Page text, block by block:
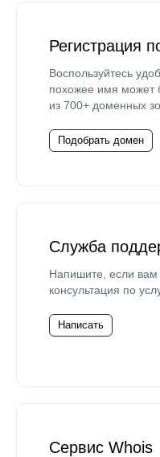
Регистрация
Воспользуйтесь
похожее имя может
из 700+ доменных
Подобрать домен
Служба
Напишите, если
консультация по
Написать
Сервис Whois